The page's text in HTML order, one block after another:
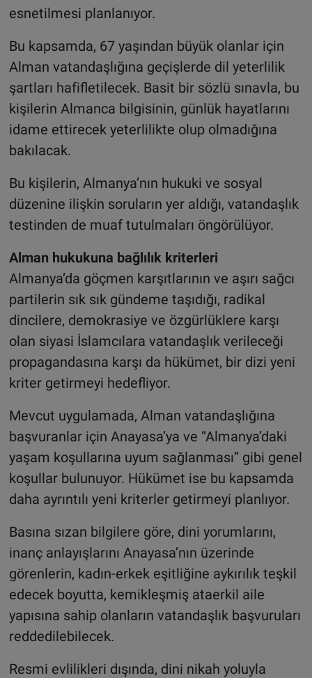
esnetilmesi planlanıyor.
Bu kapsamda, 67 yaşından büyük olanlar için
Alman vatandaşlığına geçişlerde dil yeterlilik
şartları hafifletilecek. Basit bir sözlü sınavla, bu
kişilerin Almanca bilgisinin, günlük hayatlarını
idame ettirecek yeterlilikte olup olmadığına
bakılacak.
Bu kişilerin, Almanya’nın hukuki ve sosyal
düzenine ilişkin soruların yer aldığı, vatandaşlık
testinden de muaf tutulmaları öngörülüyor.
Alman hukukuna bağlılık kriterleri
Almanya’da göçmen karşıtlarının ve aşırı sağcı
partilerin sık sık gündeme taşıdığı, radikal
dincilere, demokrasiye ve özgürlüklere karşı
olan siyasi İslamcılara vatandaşlık verileceği
propagandasına karşı da hükümet, bir dizi yeni
kriter getirmeyi hedefliyor.
Mevcut uygulamada, Alman vatandaşlığına
başvuranlar için Anayasa’ya ve “Almanya’daki
yaşam koşullarına uyum sağlanması” gibi genel
koşullar bulunuyor. Hükümet ise bu kapsamda
daha ayrıntılı yeni kriterler getirmeyi planlıyor.
Basına sızan bilgilere göre, dini yorumlarını,
inanç anlayışlarını Anayasa’nın üzerinde
görenlerin, kadın-erkek eşitliğine aykırılık teşkil
edecek boyutta, kemikleşmiş ataerkil aile
yapısına sahip olanların vatandaşlık başvuruları
reddedilebilecek.
Resmi evlilikleri dışında, dini nikah yoluyla